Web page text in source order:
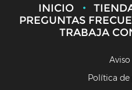
INICIO
PREGUNTAS
TRABAJA
Política